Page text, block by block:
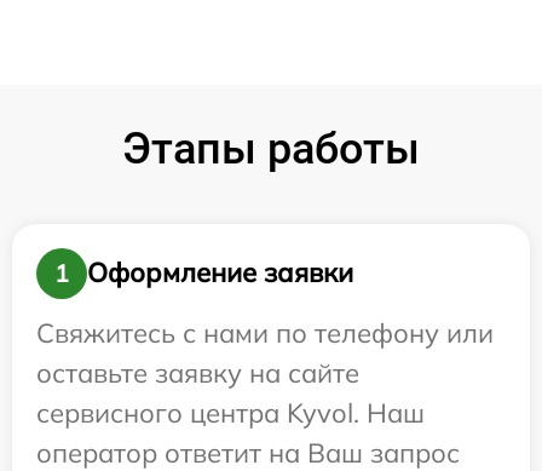
Этапы работы
1
Оформление заявки
Свяжитесь с нами по телефону или
оставьте заявку на сайте
сервисного центра Kyvol. Наш
оператор ответит на Ваш запрос